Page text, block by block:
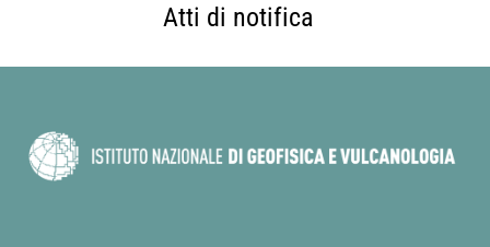
Atti di notifica